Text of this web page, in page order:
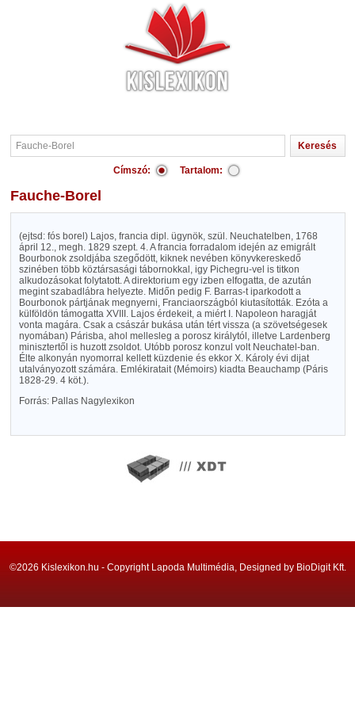
Címszó: Tartalom:
Fauche-Borel
(ejtsd: fós borel) Lajos, francia dipl. ügynök, szül. Neuchatelben, 1768
ápril 12., megh. 1829 szept. 4. A francia forradalom idején az emigrált
Bourbonok zsoldjába szegődött, kiknek nevében könyvkereskedő
szinében több köztársasági tábornokkal, igy Pichegru-vel is titkon
alkudozásokat folytatott. A direktorium egy izben elfogatta, de azután
megint szabadlábra helyezte. Midőn pedig F. Barras-t iparkodott a
Bourbonok pártjának megnyerni, Franciaországból kiutasították. Ezóta a
külföldön támogatta XVIII. Lajos érdekeit, a miért I. Napoleon haragját
vonta magára. Csak a császár bukása után tért vissza (a szövetségesek
nyomában) Párisba, ahol mellesleg a porosz királytól, illetve Lardenberg
minisztertől is huzott zsoldot. Utóbb porosz konzul volt Neuchatel-ban.
Élte alkonyán nyomorral kellett küzdenie és ekkor X. Károly évi dijat
utalványozott számára. Emlékiratait (Mémoirs) kiadta Beauchamp (Páris
1828-29. 4 köt.).
Forrás: Pallas Nagylexikon
©2026 Kislexikon.hu - Copyright Lapoda Multimédia, Designed by BioDigit Kft.